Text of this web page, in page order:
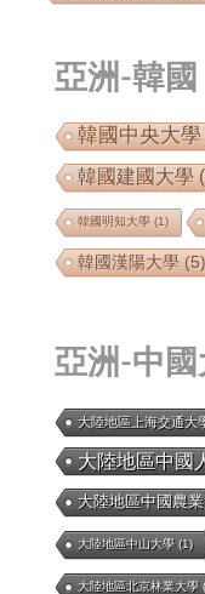
亞洲-韓國
韓國中央大學
韓國建國大學
韓國明知大學 (1)
韓國漢陽大學 (5)
亞洲-中
大陸地區上海交通大
大陸地區中國
大陸地區中國農
大陸地區中山大學(1)
大陸地區北京林業大學